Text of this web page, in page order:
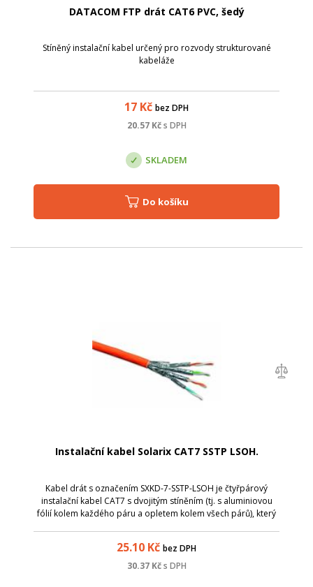
DATACOM FTP drát CAT6 PVC, šedý
Stíněný instalační kabel určený pro rozvody strukturované
kabeláže
17 Kč bez DPH
20.57Kč s DPH
SKLADEM
Do košíku
Instalační kabel Solarix CAT7 SSTP LSOH.
Kabel drát s označením SXKD-7-SSTP-LSOH je čtyřpárový
instalační kabel CAT7 s dvojitým stíněním (tj. s aluminiovou
fólií kolem každého páru a opletem kolem všech párů), který
25.10 Kč bez DPH
30.37Kč s DPH